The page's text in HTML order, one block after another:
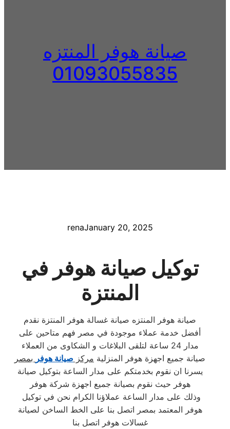
صيانة هوفر المنتزه
01093055835
renaJanuary 20, 2025
توكيل صيانة هوفر في
المنتزة
صيانة هوفر المنتزه صيانة غسالة هوفر المنتزة نقدم
أفضل خدمة عملاء موجودة في مصر فهم متاحين على
مدار 24 ساعة لتلقى البلاغات و الشكاوى من العملاء
صيانة جميع اجهزة هوفر المنزلية مركز صيانة هوفر بمصر
يسرنا ان نقوم بخدمتكم على مدار الساعة بتوكيل صيانة
هوفر حيث نقوم بصيانة جميع اجهزة شركة هوفر
هوفر المعتمد بمصر اتصل بنا على الخط الساخن لصيانة
غسالات هوفر اتصل بنا